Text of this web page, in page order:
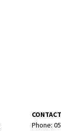
CONTACT
Phone: